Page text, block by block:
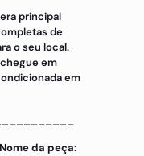
principal
de
o seu local.
em
em
Nome da peça: